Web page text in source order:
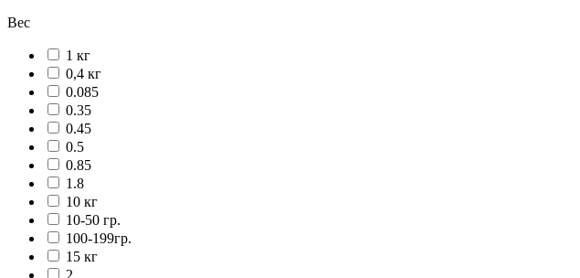
Вес
1 кг
0,4 кг
0.085
0.35
0.45
0.5
0.85
1.8
10 кг
10-50 гр.
100-199гр.
15 кг
2